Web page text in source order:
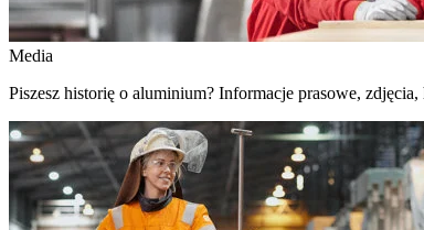
Media
Piszesz historię o aluminium? Informacje prasowe,